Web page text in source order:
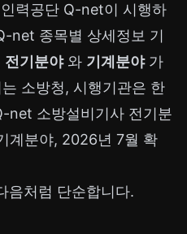
력공단 Q-net이 시행하
net 종목별 상세정보 기
전기분야와 기계분야가
소방청, 시행기관은 한
net 소방설비기사 전기분
계분야, 2026년 7월 확
음처럼 단순합니다.